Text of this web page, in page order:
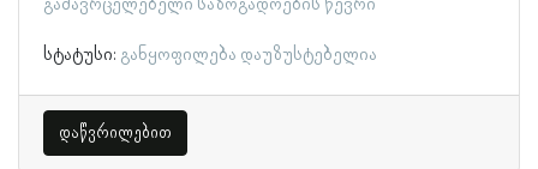
გამავრცელებელი საზოგადოების წევრი
სტატუსი: განყოფილება დაუზუსტებელია
დაწვრილებით